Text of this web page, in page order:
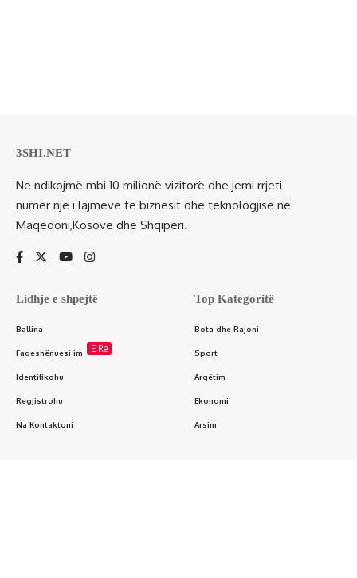
3SHI.NET
Ne ndikojmë mbi 10 milionë vizitorë dhe jemi rrjeti
numër një i lajmeve të biznesit dhe teknologjisë në
Maqedoni,Kosovë dhe Shqipëri.
Lidhje e shpejtë
Ballina
Faqeshënuesi im E Re
Identifikohu
Regjistrohu
Na Kontaktoni
Top Kategoritë
Bota dhe Rajoni
Sport
Argëtim
Ekonomi
Arsim